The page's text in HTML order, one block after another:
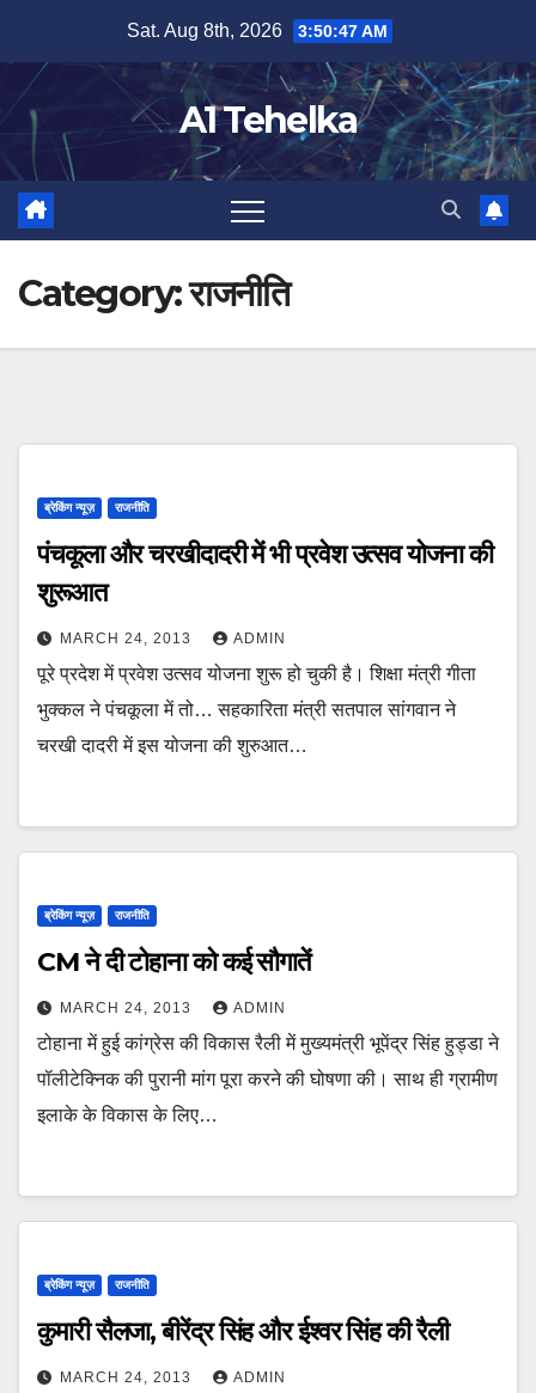
content
Sat. Aug 8th, 2026 3:50:48 AM
A1 Tehelka
Category:राजनीति
ब्रेकिंग न्यूज़ राजनीति
पंचकूला और चरखीदादरी में भी प्रवेश उत्सव योजना की
शुरूआत
MARCH 24, 2013 ADMIN
पूरे प्रदेश में प्रवेश उत्सव योजना शुरू हो चुकी है। शिक्षा मंत्री गीता
भुक्कल ने पंचकूला में तो… सहकारिता मंत्री सतपाल सांगवान ने
चरखी दादरी में इस योजना की शुरुआत…
ब्रेकिंग न्यूज़ राजनीति
CM ने दी टोहाना को कई सौगातें
MARCH 24, 2013 ADMIN
टोहाना में हुई कांग्रेस की विकास रैली में मुख्‍यमंत्री भूपेंद्र सिंह हुड्डा ने
पॉलीटेक्निक की पुरानी मांग पूरा करने की घोषणा की। साथ ही ग्रामीण
इलाके के विकास के लिए…
ब्रेकिंग न्यूज़ राजनीति
कुमारी सैलजा, बीरेंद्र सिंह और ईश्वर सिंह की रैली
MARCH 24, 2013 ADMIN